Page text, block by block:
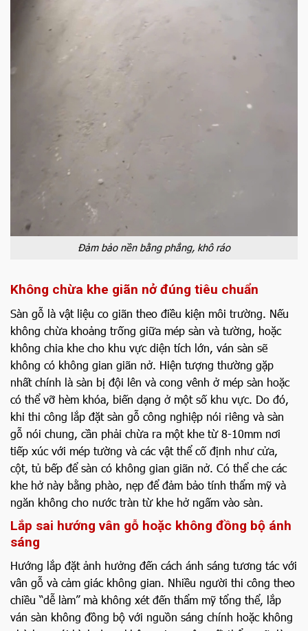
Đảm bảo nền bằng phẳng, khô ráo
Không chừa khe giãn nở đúng tiêu chuẩn
Sàn gỗ là vật liệu co giãn theo điều kiện môi trường. Nếu
không chừa khoảng trống giữa mép sàn và tường, hoặc
không chia khe cho khu vực diện tích lớn, ván sàn sẽ
không có không gian giãn nở. Hiện tượng thường gặp
nhất chính là sàn bị đội lên và cong vênh ở mép sàn hoặc
có thể vỡ hèm khóa, biến dạng ở một số khu vực. Do đó,
khi thi công lắp đặt sàn gỗ công nghiệp nói riêng và sàn
gỗ nói chung, cần phải chừa ra một khe từ 8-10mm nơi
tiếp xúc với mép tường và các vật thể cố định như cửa,
cột, tủ bếp để sàn có không gian giãn nở. Có thể che các
khe hở này bằng phào, nẹp để đảm bảo tính thẩm mỹ và
ngăn không cho nước tràn từ khe hở ngấm vào sàn.
Lắp sai hướng vân gỗ hoặc không đồng bộ ánh
sáng
Hướng lắp đặt ảnh hưởng đến cách ánh sáng tương tác với
vân gỗ và cảm giác không gian. Nhiều người thi công theo
chiều “dễ làm” mà không xét đến thẩm mỹ tổng thể, lắp
ván sàn không đồng bộ với nguồn sáng chính hoặc không